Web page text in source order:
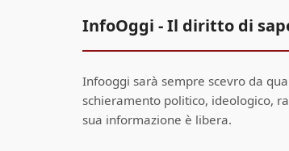
InfoOggi - Il diritto di
Infooggi sarà sempre scevro da
schieramento politico, ideologico,
sua informazione è libera.